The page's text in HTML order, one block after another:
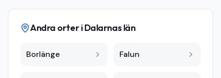
Andra orter iDalarnas län
Borlänge Falun